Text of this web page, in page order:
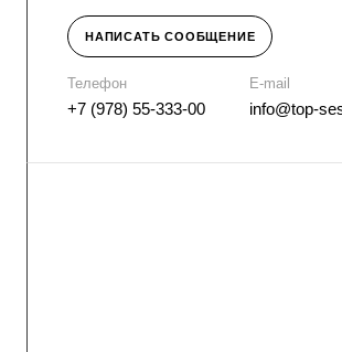
НАПИСАТЬ СООБЩЕНИЕ
Телефон
+7 (978) 55-333-00
E-mail
info@top-